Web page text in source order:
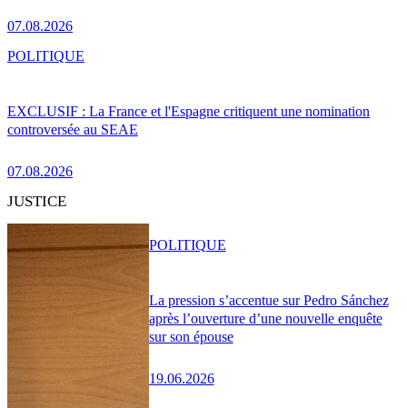
07.08.2026
EXCLUSIF : La France et l'Espagne critiquent une nomination
controversée au SEAE
07.08.2026
POLITIQUE
JUSTICE
La pression s’accentue sur Pedro Sánchez
après l’ouverture d’une nouvelle enquête
sur son épouse
19.06.2026
POLITIQUE